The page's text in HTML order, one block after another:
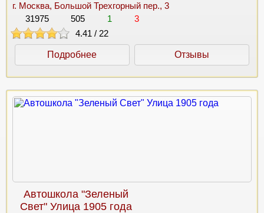
г. Москва, Большой Трехгорный пер., 3
31975
505 1
3
4.41 / 22
Подробнее Отзывы
Автошкола "Зеленый
Свет" Улица 1905 года